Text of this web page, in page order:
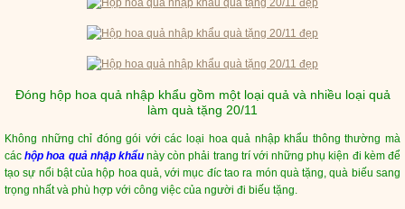
Đóng hộp hoa quả nhập khẩu gồm một loại quả và nhiều loại quả
làm quà tặng 20/11
Không những chỉ đóng gói với các loại hoa quả nhập khẩu thông thường mà
cáchộp hoa quả nhập khẩunày còn phải trang trí với những phụ kiện đi kèm để
tạo sự nổi bật của hộp hoa quả, với mục đíc tao ra món quà tặng, quà biếu sang
trọng nhất và phù hợp với công việc của người đi biếu tặng.